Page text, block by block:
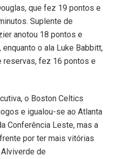
que fez 19 pontos e
Suplente de
anotou 18 pontos e
o ala Luke Babbitt,
reservas, fez 16 pontos e
o Boston Celtics
e igualou-se ao Atlanta
Conferência Leste, mas a
por ter mais vitórias
de